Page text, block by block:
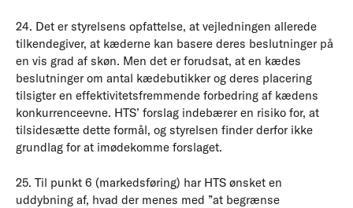
24. Det er styrelsens opfattelse, at vejledningen allerede
tilkendegiver, at kæderne kan basere deres beslutninger på
en vis grad af skøn. Men det er forudsat, at en kædes
beslutninger om antal kædebutikker og deres placering
tilsigter en effektivitetsfremmende forbedring af kædens
konkurrenceevne. HTS’ forslag indebærer en risiko for, at
tilsidesætte dette formål, og styrelsen finder derfor ikke
grundlag for at imødekomme forslaget.
25. Til punkt 6 (markedsføring) har HTS ønsket en
uddybning af, hvad der menes med ”at begrænse